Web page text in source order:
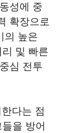
성에 중
확장으로
의 높은
및 빠른
심 전투
다는 점
을 방어